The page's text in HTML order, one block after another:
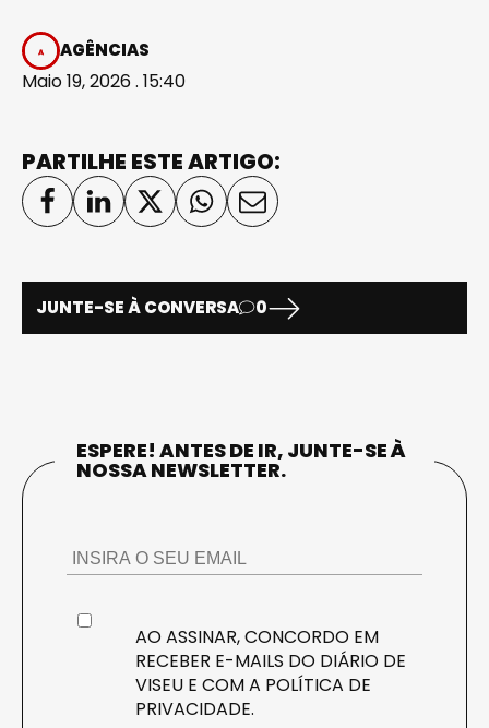
AGÊNCIAS
Maio 19, 2026 . 15:40
PARTILHE ESTE ARTIGO:
JUNTE-SE À CONVERSA 0
ESPERE! ANTES DE IR, JUNTE-SE À
NOSSA NEWSLETTER.
AO ASSINAR, CONCORDO EM
RECEBER E-MAILS DO DIÁRIO DE
VISEU E COM A POLÍTICA DE
PRIVACIDADE.